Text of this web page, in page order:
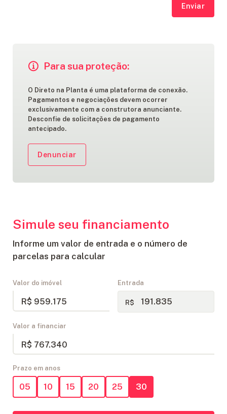
Enviar
Para sua proteção:
O Direto na Planta é uma plataforma de conexão.
Pagamentos e negociações devem ocorrer
exclusivamente com a construtora anunciante.
Desconfie de solicitações de pagamento
antecipado.
Denunciar
Simule seu financiamento
Informe um valor de entrada e o número de
parcelas para calcular
Valor do imóvel
R$ 959.175
Entrada
R$
Valor a financiar
R$ 767.340
Prazo em anos
05 10 15 20 25 30